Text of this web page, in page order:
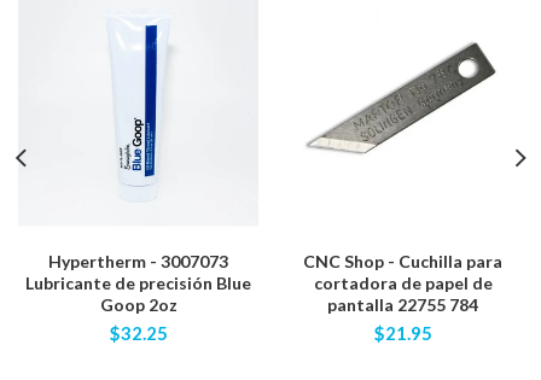
Hypertherm - 3007073
Lubricante de precisión Blue
Goop 2oz
$32.25
CNC Shop - Cuchilla para
cortadora de papel de
pantalla 22755 784
$21.95